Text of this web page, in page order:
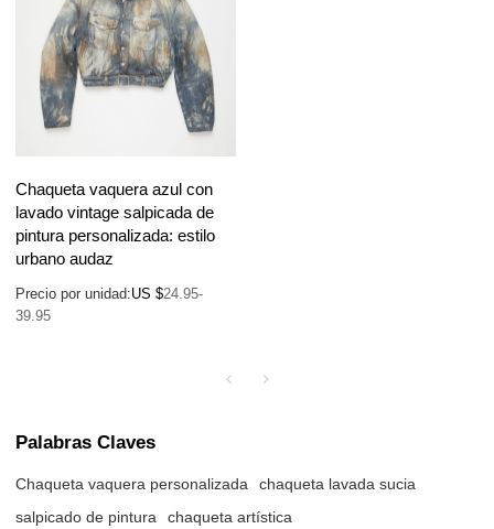
Chaqueta vaquera azul con
lavado vintage salpicada de
pintura personalizada: estilo
urbano audaz
Precio por unidad:US $24.95-
39.95
Palabras Claves
Chaqueta vaquera personalizada
chaqueta lavada sucia
salpicado de pintura
chaqueta artística